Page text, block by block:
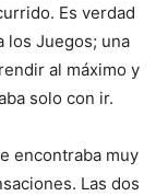
Es verdad
los Juegos; una
al máximo y
solo con ir.
encontraba muy
Las dos